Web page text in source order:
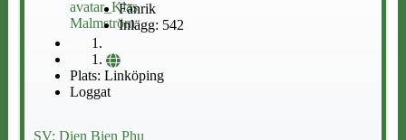
Fänrik
Inlägg: 542
Plats: Linköping
Loggat
SV: Dien Bien Phu